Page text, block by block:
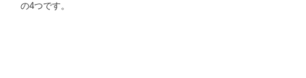
の4つです。